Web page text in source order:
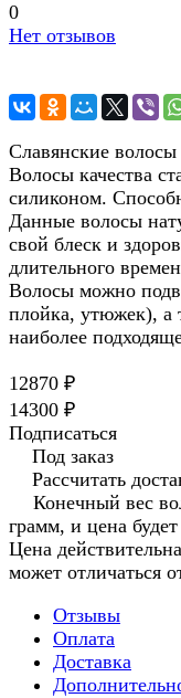
0
Нет отзывов
Славянские волосы
Волосы качества
силиконом.
Данные волосы
свой блеск и
длительного
Волосы можно
плойка, утюжек), а
наиболее
12870 ₽
14300 ₽
Подписаться
Под заказ
Рассчитать
Конечный вес
грамм, и цена
Цена
может отличаться
Отзывы
Оплата
Доставка